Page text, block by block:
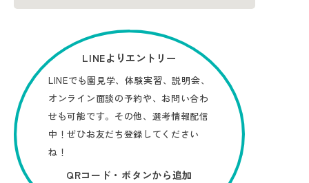
LINEよりエントリー
LINEでも園見学、体験実習、説明会、
オンライン面談の予約や、お問い合わ
せも可能です。その他、選考情報配信
中！ぜひお友だち登録してください
ね！
QRコード・ボタンから追加